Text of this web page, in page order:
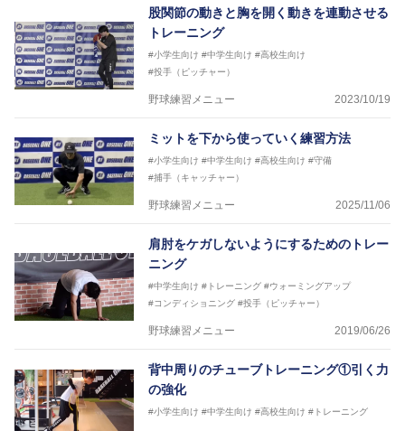
股関節の動きと胸を開く動きを連動させる
トレーニング
#小学生向け #中学生向け #高校生向け
#投手（ピッチャー）
野球練習メニュー 2023/10/19
ミットを下から使っていく練習方法
#小学生向け #中学生向け #高校生向け #守備
#捕手（キャッチャー）
野球練習メニュー 2025/11/06
肩肘をケガしないようにするためのトレー
ニング
#中学生向け #トレーニング #ウォーミングアップ
#コンディショニング #投手（ピッチャー）
野球練習メニュー 2019/06/26
背中周りのチューブトレーニング①引く力
の強化
#小学生向け #中学生向け #高校生向け #トレーニング